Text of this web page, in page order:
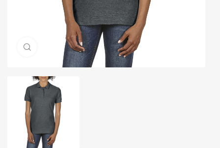
Натисніть, щоб збільшити